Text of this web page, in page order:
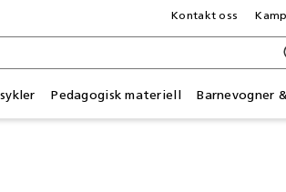
Pedagogisk materiell Barnevogner
Kontakt oss